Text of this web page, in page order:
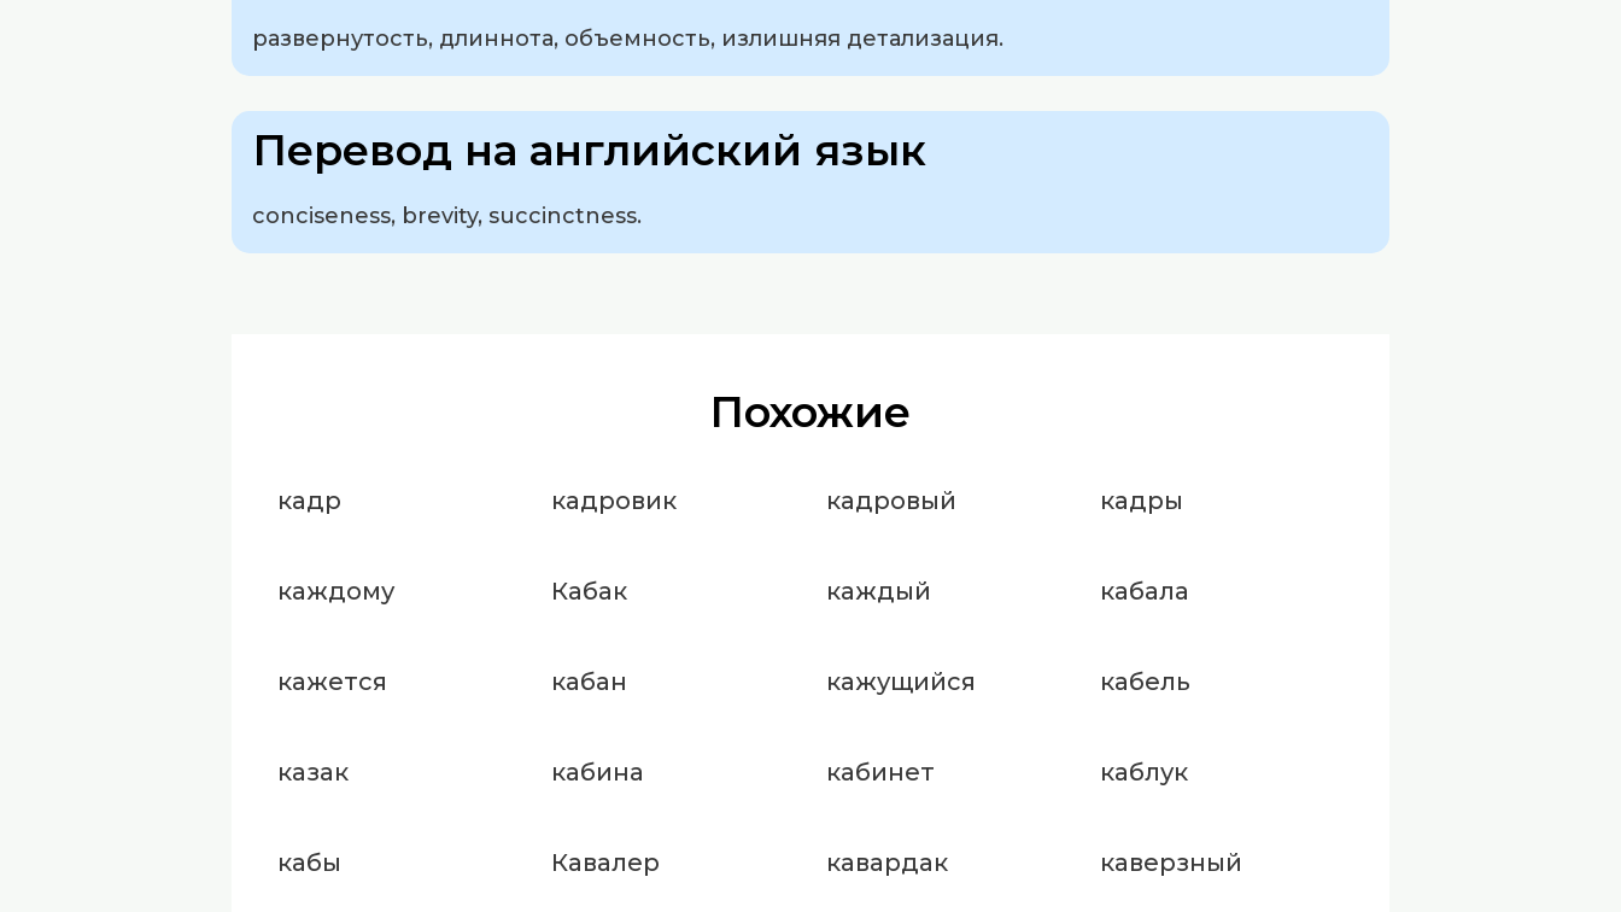
развернутость, длиннота, объемность, излишняя детализация.
Перевод на английский язык
conciseness, brevity, succinctness.
Похожие
кадр кадровик кадровый кадры
каждому Кабак каждый кабала
кажется кабан кажущийся кабель
казак кабина кабинет каблук
кабы Кавалер кавардак каверзный